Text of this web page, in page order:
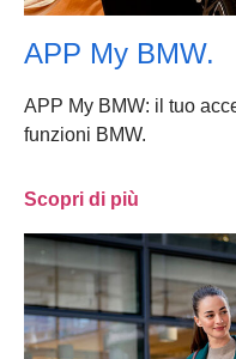
APP My BMW.
APP My BMW: il tuo
funzioni BMW.
Scopri di più